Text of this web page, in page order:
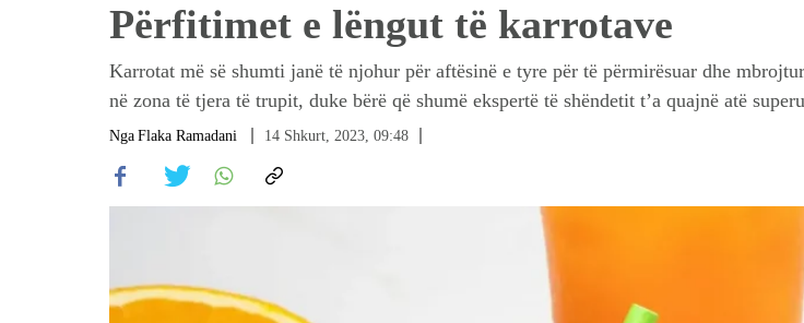
Përfitimet e lëngut të karrotave
Karrotat më së shumti janë të njohur për aftësinë e tyre për të përmirësuar dhe
në zona të tjera të trupit, duke bërë që shumë ekspertë të shëndetit t’a quajnë atë
Nga Flaka Ramadani 14 Shkurt, 2023, 09:48